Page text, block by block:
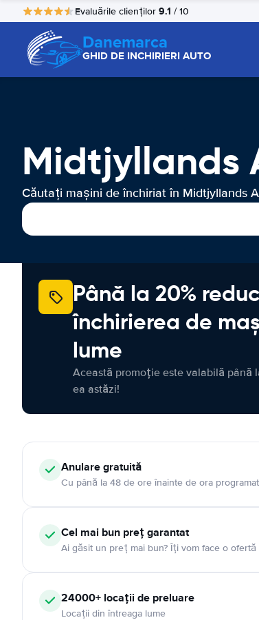
Evaluările clienților 9.1 / 10
Danemarca
GHID DE INCHIRIERI AUTO
Midtjyllands
Căutați mașini de închiriat în Midtjyllands
Până la 20%
închirierea de
lume
Această promoție este valabilă până
ea astăzi!
Anulare gratuită
Cu până la 48 de ore înainte de ora
Cel mai bun preț garantat
Ai găsit un preț mai bun? Îți vom face o ofertă
24000+ locații de preluare
Locații din întreaga lume